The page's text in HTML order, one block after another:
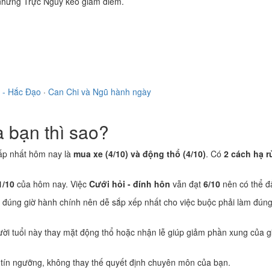
Hắc Đạo · Can Chi và Ngũ hành ngày
bạn thì sao?
nhất hôm nay là mua xe (4/10) và động thổ (4/10). Có 2 cách hạ
10 của hôm nay. Việc Cưới hỏi - đính hôn vẫn đạt 6/10 nên có thể
đúng giờ hành chính nên dễ sắp xếp nhất cho việc buộc phải làm
tuổi này thay mặt động thổ hoặc nhận lễ giúp giảm phần xung của
ngưỡng, không thay thế quyết định chuyên môn của bạn.